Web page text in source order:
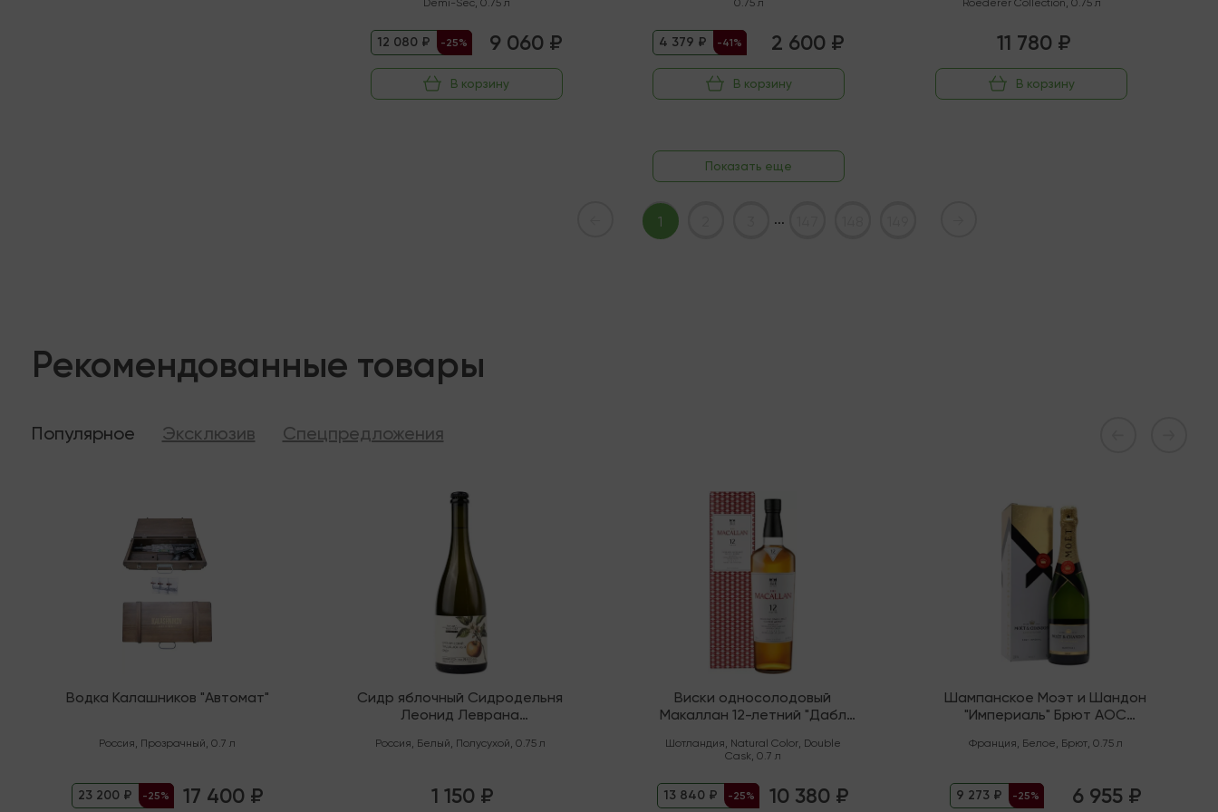
Demi-Sec, 0.75 л
12 080 ₽ -25% 9 060 ₽
В корзину
0.75 л
4 379 ₽ -41% 2 600 ₽
В корзину
Roederer Collection, 0.75 л
11 780 ₽
В корзину
Показать еще
1 ...
Рекомендованные товары
Популярное Эксклюзив Спецпредложения
Водка Калашников "Автомат"
Россия, Прозрачный, 0.7 л
23 200 ₽ -25% 17 400 ₽
Сидр яблочный Сидродельня
Леонид Леврана
Россия, Белый, Полусухой, 0.75 л
1 150 ₽
Виски односолодовый
Макаллан 12-летний "Дабл
Шотландия, Natural Color, Double
Cask, 0.7 л
13 840 ₽ -25% 10 380 ₽
Шампанское Моэт и Шандон
"Империаль" Брют AOC
Франция, Белое, Брют, 0.75 л
9 273 ₽ -25% 6 955 ₽